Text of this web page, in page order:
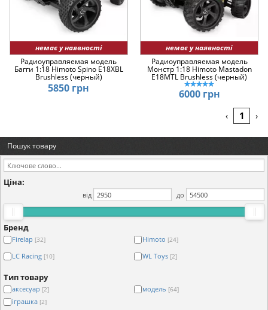
немає у наявності
Радиоуправляемая модель
Багги 1:18 Himoto Spino E18XBL
Brushless (черный)
5850 грн
немає у наявності
Радиоуправляемая модель
Монстр 1:18 Himoto Mastadon
E18MTL Brushless (черный)
6000 грн
‹ 1 ›
Пошук товару
Ціна:
від до
Бренд
Firelap [32] Himoto [24]
LC Racing [10] WL Toys [2]
Тип товару
аксесуар [2] модель [64]
іграшка [2]